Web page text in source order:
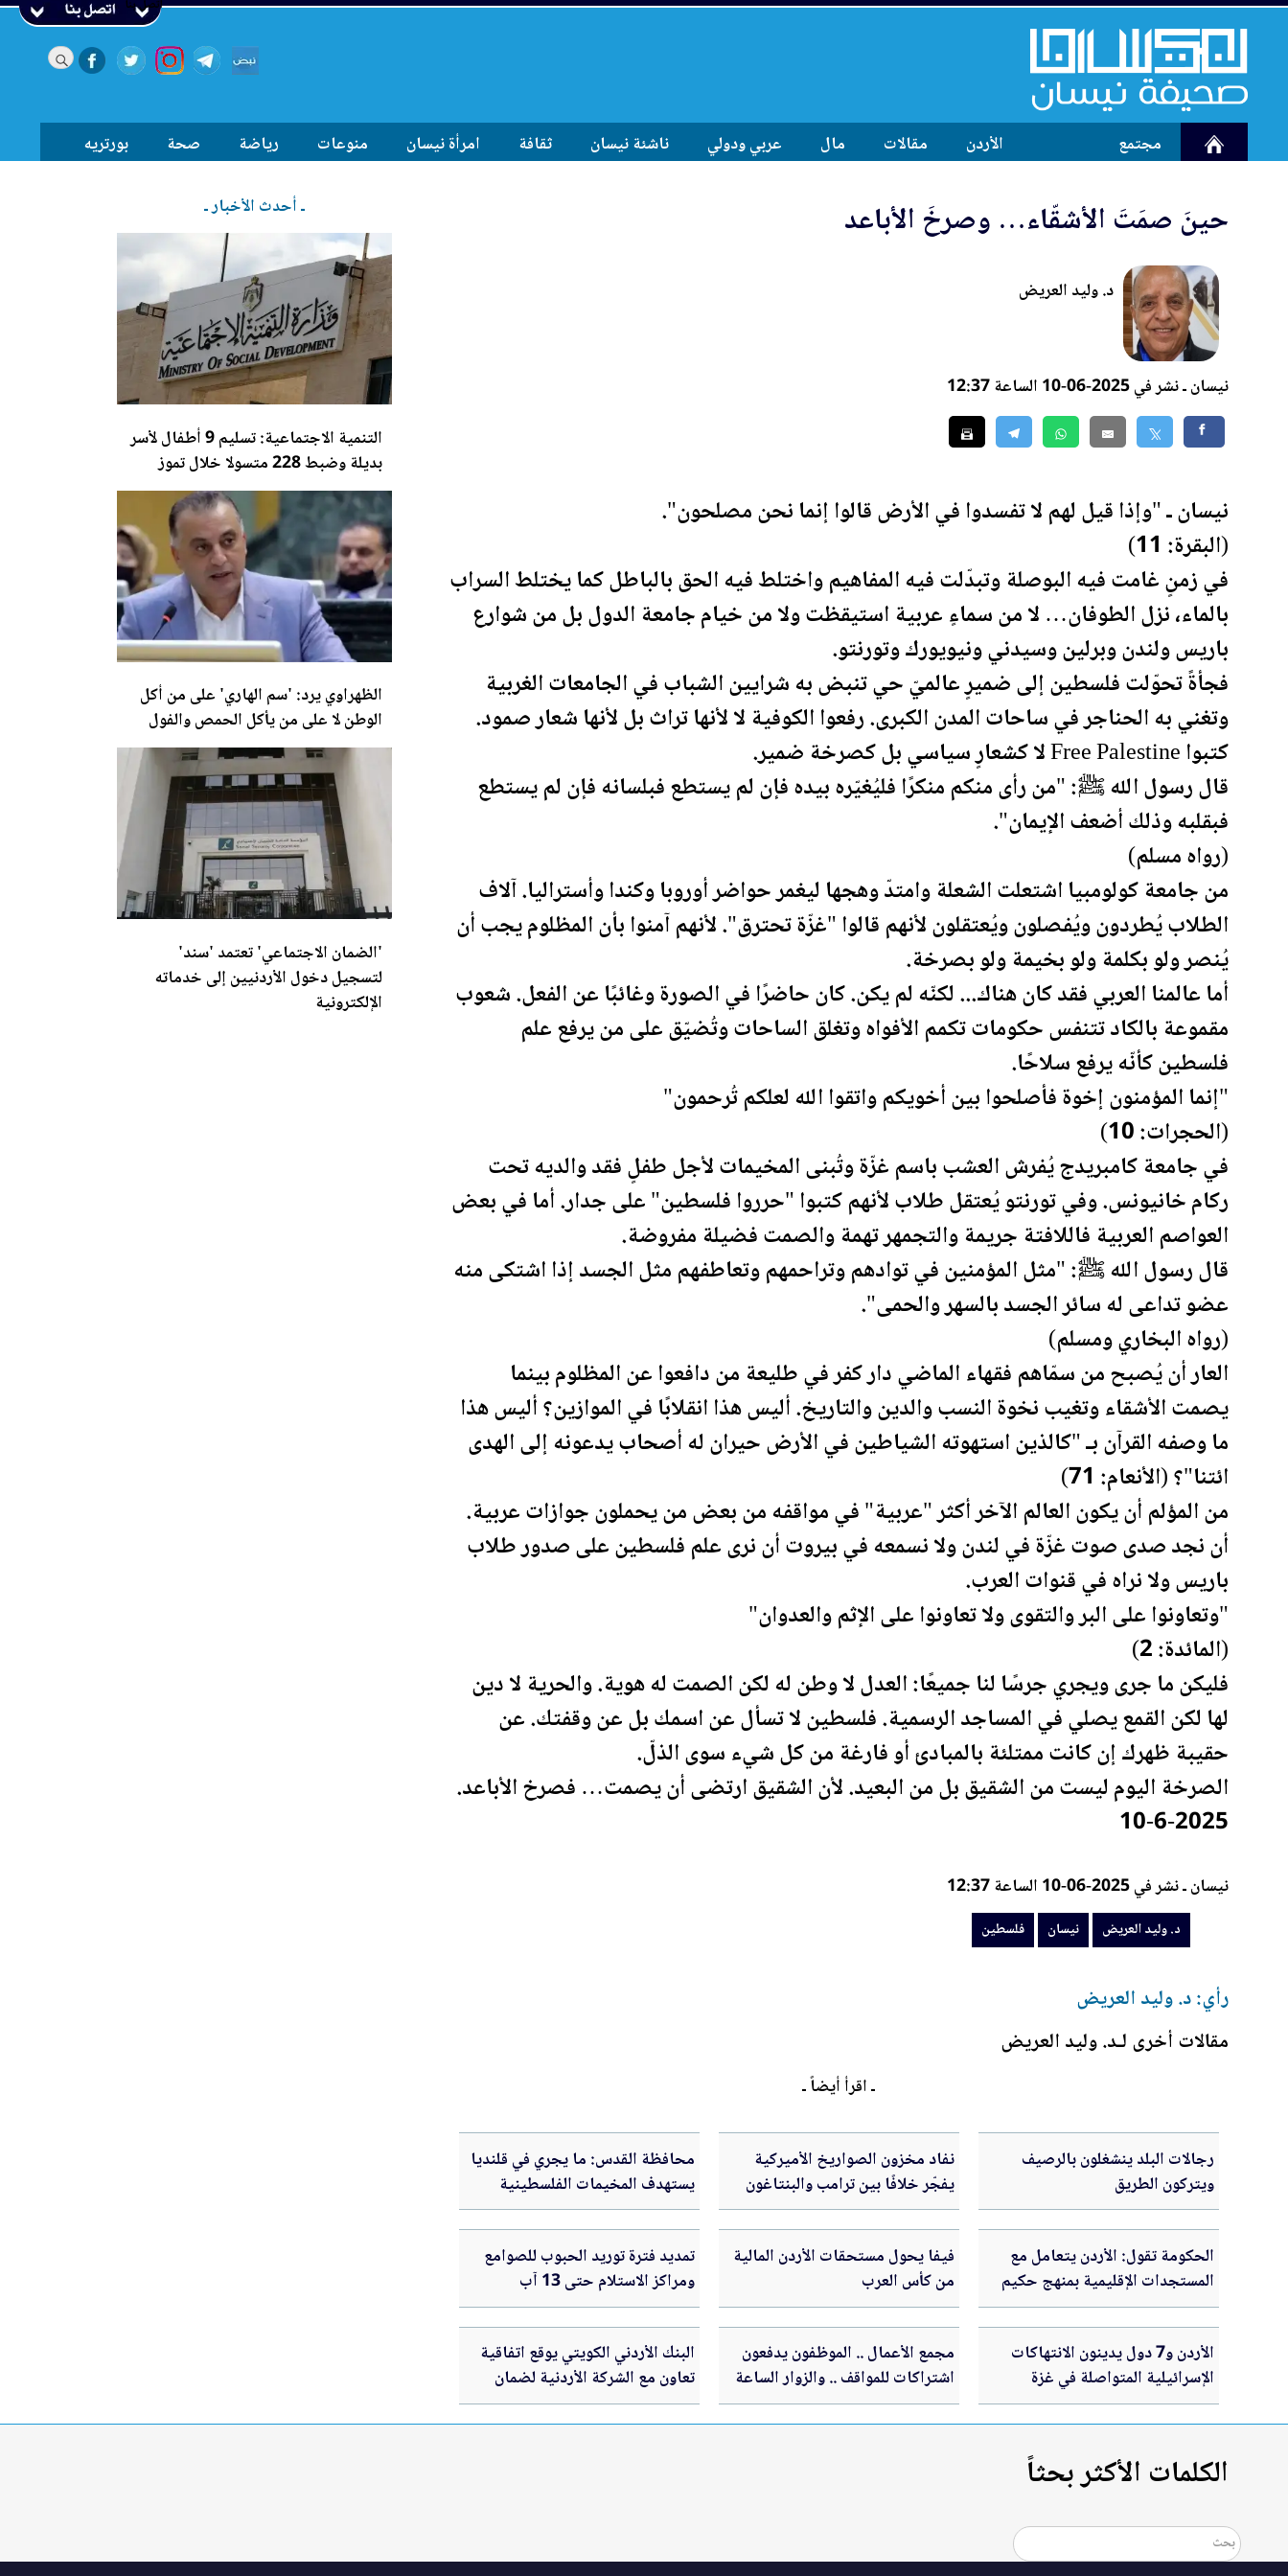
اتصل بنا
مجتمع الأردن مقالات مال عربي ودولي ناشئة نيسان ثقافة امرأة نيسان منوعات رياضة صحة بورتريه
حينَ صمَتَ الأشقّاء… وصرخَ الأباعد
د. وليد العريض
نيسان ـ نشر في 2025-06-10 الساعة 12:37
نيسان ـ "وإذا قيل لهم لا تفسدوا في الأرض قالوا إنما نحن مصلحون".
(البقرة: 11)
في زمنٍ غامت فيه البوصلة وتبدّلت فيه المفاهيم واختلط فيه الحق بالباطل كما يختلط السراب
بالماء، نزل الطوفان… لا من سماءٍ عربية استيقظت ولا من خيام جامعة الدول بل من شوارع
باريس ولندن وبرلين وسيدني ونيويورك وتورنتو.
فجأةً تحوّلتفلسطينإلى ضميرٍ عالميّ حي تنبض به شرايين الشباب في الجامعات الغربية
وتغني به الحناجر في ساحات المدن الكبرى. رفعوا الكوفية لا لأنها تراث بل لأنها شعار صمود.
كتبوا Free Palestine لا كشعارٍ سياسي بل كصرخة ضمير.
قال رسول الله ﷺ: "من رأى منكم منكرًا فليُغيّره بيده فإن لم يستطع فبلسانه فإن لم يستطع
فبقلبه وذلك أضعف الإيمان".
(رواه مسلم)
من جامعة كولومبيا اشتعلت الشعلة وامتدّ وهجها ليغمر حواضر أوروبا وكندا وأستراليا. آلاف
الطلاب يُطردون ويُفصلون ويُعتقلون لأنهم قالوا "غزّة تحترق". لأنهم آمنوا بأن المظلوم يجب أن
يُنصر ولو بكلمة ولو بخيمة ولو بصرخة.
أما عالمنا العربي فقد كان هناك... لكنّه لم يكن. كان حاضرًا في الصورة وغائبًا عن الفعل. شعوب
مقموعة بالكاد تتنفس حكومات تكمم الأفواه وتغلق الساحات وتُضيّق على من يرفع علم
فلسطينكأنّه يرفع سلاحًا.
"إنما المؤمنون إخوة فأصلحوا بين أخويكم واتقوا الله لعلكم تُرحمون"
(الحجرات: 10)
في جامعة كامبريدج يُفرش العشب باسم غزّة وتُبنى المخيمات لأجل طفلٍ فقد والديه تحت
ركام خانيونس. وفي تورنتو يُعتقل طلاب لأنهم كتبوا "حرروافلسطين" على جدار. أما في بعض
العواصم العربية فاللافتة جريمة والتجمهر تهمة والصمت فضيلة مفروضة.
قال رسول الله ﷺ: "مثل المؤمنين في توادهم وتراحمهم وتعاطفهم مثل الجسد إذا اشتكى منه
عضو تداعى له سائر الجسد بالسهر والحمى".
(رواه البخاري ومسلم)
العار أن يُصبح من سمّاهم فقهاء الماضي دار كفر في طليعة من دافعوا عن المظلوم بينما
يصمت الأشقاء وتغيب نخوة النسب والدين والتاريخ. أليس هذا انقلابًا في الموازين؟ أليس هذا
ما وصفه القرآن بـ "كالذين استهوته الشياطين في الأرض حيران له أصحاب يدعونه إلى الهدى
ائتنا"؟ (الأنعام: 71)
من المؤلم أن يكون العالم الآخر أكثر "عربية" في مواقفه من بعض من يحملون جوازات عربية.
أن نجد صدى صوت غزّة في لندن ولا نسمعه في بيروت أن نرى علمفلسطينعلى صدور طلاب
باريس ولا نراه في قنوات العرب.
"وتعاونوا على البر والتقوى ولا تعاونوا على الإثم والعدوان"
(المائدة: 2)
فليكن ما جرى ويجري جرسًا لنا جميعًا: العدل لا وطن له لكن الصمت له هوية. والحرية لا دين
لها لكن القمع يصلي في المساجد الرسمية.فلسطينلا تسأل عن اسمك بل عن وقفتك. عن
حقيبة ظهرك إن كانت ممتلئة بالمبادئ أو فارغة من كل شيء سوى الذلّ.
الصرخة اليوم ليست من الشقيق بل من البعيد. لأن الشقيق ارتضى أن يصمت… فصرخ الأباعد.
10-6-2025
نيسان ـ نشر في 2025-06-10 الساعة 12:37
د. وليد العريض نيسان فلسطين
رأي: د. وليد العريض
مقالات أخرى لـد. وليد العريض
ـ اقرأ أيضاً ـ
رجالات البلد ينشغلون بالرصيف
ويتركون الطريق
نفاد مخزون الصواريخ الأميركية
يفجّر خلافًا بين ترامب والبنتاغون
محافظة القدس: ما يجري في قلنديا
يستهدف المخيمات الفلسطينية
وقضية اللاجئين
الحكومة تقول: الأردن يتعامل مع
المستجدات الإقليمية بمنهج حكيم
ومتوازن
فيفا يحول مستحقات الأردن المالية
من كأس العرب
تمديد فترة توريد الحبوب للصوامع
ومراكز الاستلام حتى 13 آب
الأردن و7 دول يدينون الانتهاكات
الإسرائيلية المتواصلة في غزة
مجمع الأعمال .. الموظفون يدفعون
اشتراكات للمواقف .. والزوار الساعة
بدينار
البنك الأردني الكويتي يوقع اتفاقية
تعاون مع الشركة الأردنية لضمان
القروض
ـ أحدث الأخبار ـ
التنمية الاجتماعي
ة: تسليم 9 أطفال لأسر
بديلة وضبط 228 متسولا خلال تموز
الظهراوي يرد: 'سم الهاري' على من أكل
الوطن لا على من يأكل الحمص والفول
'الضمان الاجتماعي' تعتمد 'سند'
لتسجيل دخول الأردنيين إلى خدماته
الإلكترونية
الكلمات الأكثر بحثاً